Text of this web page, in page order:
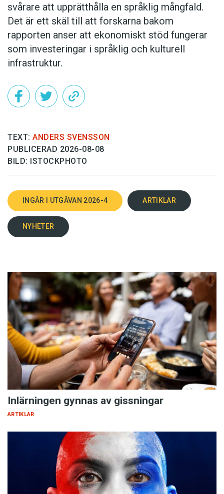
svårare att upprätthålla en språklig mångfald.
Det är ett skäl till att forskarna bakom
rapporten anser att ekonomiskt stöd fungerar
som investeringar i språklig och kulturell
infrastruktur.
TEXT: ANDERS SVENSSON
PUBLICERAD 2026-08-08
BILD: ISTOCKPHOTO
INGÅR I UTGÅVAN 2026-4 ARTIKLAR
NYHETER
Inlärningen gynnas av gissningar
ARTIKLAR